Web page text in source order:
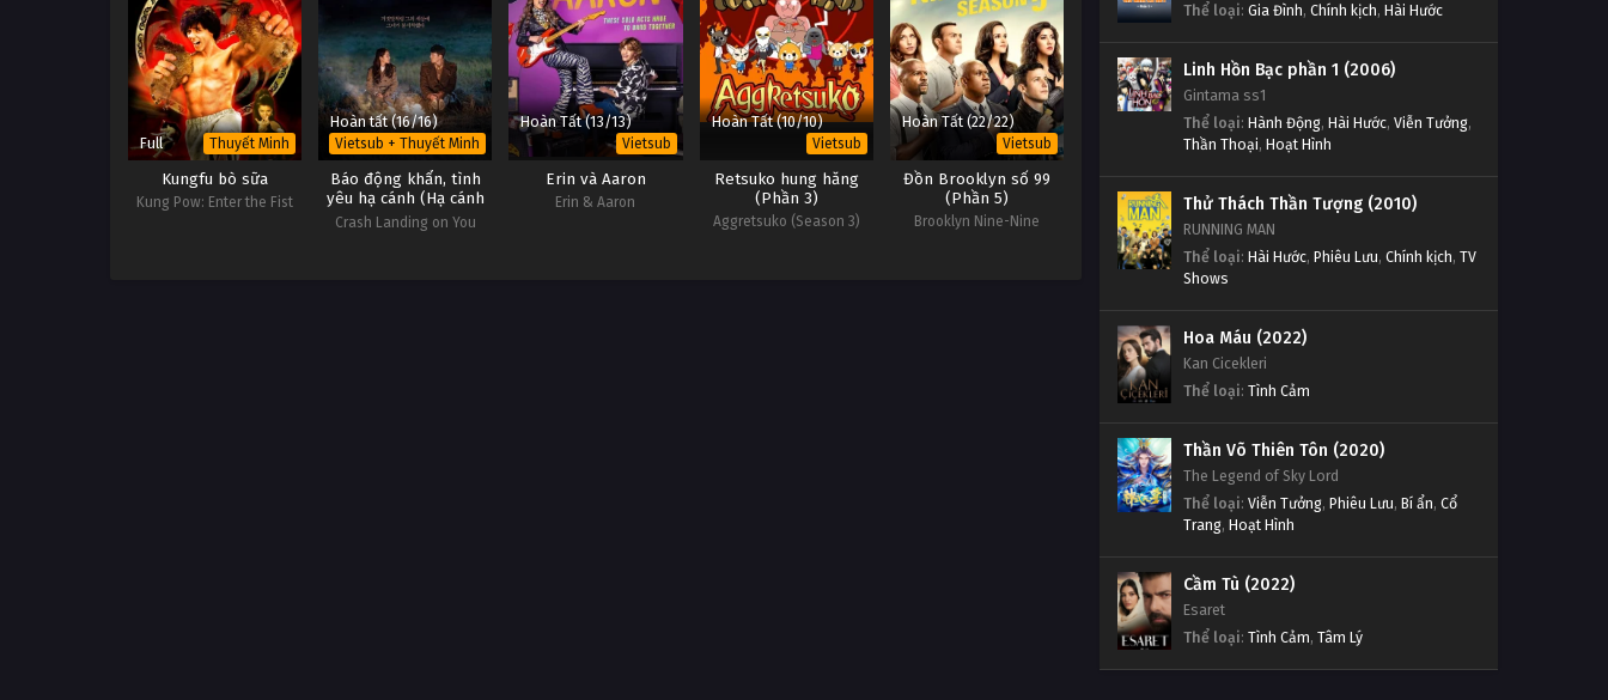
Full Thuyết Minh
Kungfu bò sữa
Kung Pow: Enter the Fist
Hoàn tất (16/16)
Vietsub + Thuyết Minh
Báo động khẩn, tình
yêu hạ cánh (Hạ cánh
nơi anh)
Crash Landing on You
Hoàn Tất (13/13)
Vietsub
Erin và Aaron
Erin & Aaron
Hoàn Tất (10/10)
Vietsub
Retsuko hung hăng
(Phần 3)
Aggretsuko (Season 3)
Hoàn Tất (22/22)
Vietsub
Đồn Brooklyn số 99
(Phần 5)
Brooklyn Nine-Nine
Thể loại: Gia Đình, Chính kịch, Hài Hước
Linh Hồn Bạc phần 1 (2006)
Gintama ss1
Thể loại: Hành Động, Hài Hước, Viễn Tưởng,
Thần Thoại, Hoạt Hình
Thử Thách Thần Tượng (2010)
RUNNING MAN
Thể loại: Hài Hước, Phiêu Lưu, Chính kịch, TV
Shows
Hoa Máu (2022)
Kan Cicekleri
Thể loại: Tình Cảm
Thần Võ Thiên Tôn (2020)
The Legend of Sky Lord
Thể loại: Viễn Tưởng, Phiêu Lưu, Bí ẩn, Cổ
Trang, Hoạt Hình
Cầm Tù (2022)
Esaret
Thể loại: Tình Cảm, Tâm Lý